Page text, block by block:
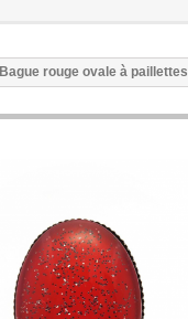
Bague rouge ovale à paillettes